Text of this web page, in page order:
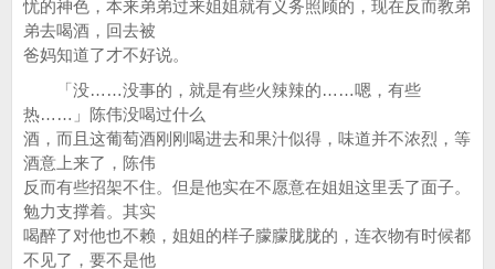
忧的神色，本来弟弟过来姐姐就有义务照顾的，现在反而教弟
弟去喝酒，回去被
爸妈知道了才不好说。
「没……没事的，就是有些火辣辣的……嗯，有些
热……」陈伟没喝过什么
酒，而且这葡萄酒刚刚喝进去和果汁似得，味道并不浓烈，等
酒意上来了，陈伟
反而有些招架不住。但是他实在不愿意在姐姐这里丢了面子。
勉力支撑着。其实
喝醉了对他也不赖，姐姐的样子朦朦胧胧的，连衣物有时候都
不见了，要不是他